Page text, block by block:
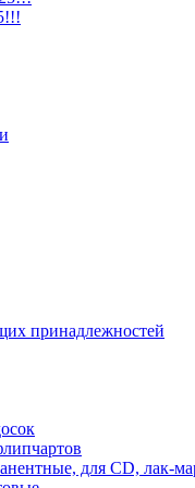
принадлежностей
для CD, лак-